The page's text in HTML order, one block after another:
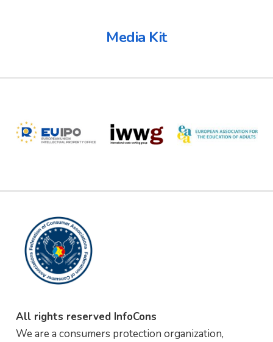
Media Kit
All rights reserved InfoCons
We are a consumers protection organization,